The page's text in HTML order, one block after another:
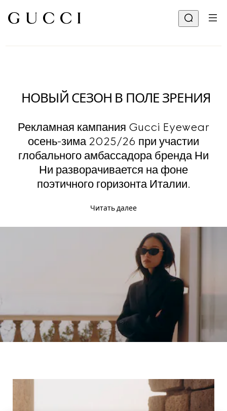
НОВЫЙ СЕЗОН В ПОЛЕ ЗРЕНИЯ
Рекламная кампания Gucci Eyewear
осень-зима 2025/26 при участии
глобального амбассадора бренда Ни
Ни разворачивается на фоне
поэтичного горизонта Италии.
Читать далее